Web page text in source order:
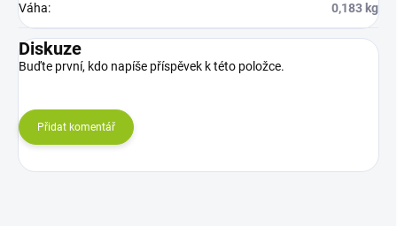
Váha: 0,183 kg
Diskuze
Buďte první, kdo napíše příspěvek k této položce.
Přidat komentář